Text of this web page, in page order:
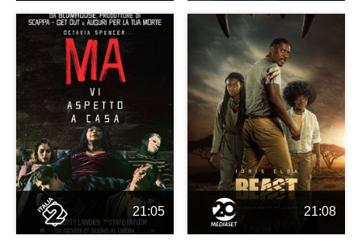
21:05 21:08